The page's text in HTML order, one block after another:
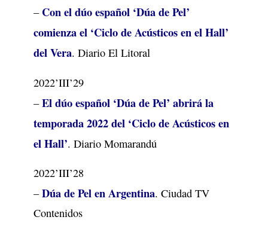
– Con el dúo español ‘Dúa de Pel’
comienza el ‘Ciclo de Acústicos en el Hall’
del Vera. Diario El Litoral
2022’III’29
–El dúo español ‘Dúa de Pel’ abrirá la
temporada 2022 del ‘Ciclo de Acústicos en
el Hall’. Diario Momarandú
2022’III’28
–Dúa de Pel en Argentina. Ciudad TV
Contenidos